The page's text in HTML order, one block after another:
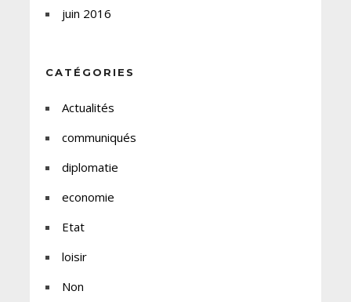
juin 2016
CATÉGORIES
Actualités
communiqués
diplomatie
economie
Etat
loisir
Non